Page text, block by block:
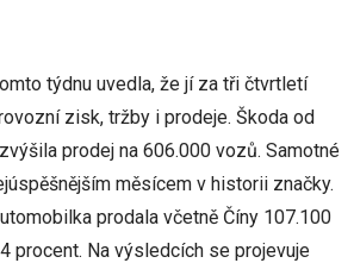
týdnu uvedla, že jí za tři čtvrtletí
zisk, tržby i prodeje. Škoda od
prodej na 606.000 vozů. Samotné
měsícem v historii značky.
prodala včetně Číny 107.100
procent. Na výsledcích se projevuje